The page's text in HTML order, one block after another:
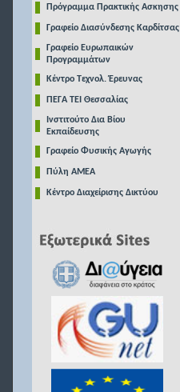
Πρόγραμμα Πρακτικής Ασκησης
Γραφείο Διασύνδεσης Καρδίτσας
Γραφείο Ευρωπαικών
Προγραμμάτων
Κέντρο Τεχνολ. Έρευνας
ΠΕΓΑ ΤΕΙ Θεσσαλίας
Ινστιτούτο Δια Βίου
Εκπαίδευσης
Γραφείο Φυσικής Αγωγής
Πύλη ΑΜΕΑ
Κέντρο Διαχείρισης Δικτύου